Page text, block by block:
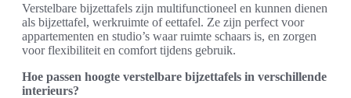
Verstelbare bijzettafels zijn multifunctioneel en kunnen dienen
als bijzettafel, werkruimte of eettafel. Ze zijn perfect voor
appartementen en studio’s waar ruimte schaars is, en zorgen
voor flexibiliteit en comfort tijdens gebruik.
Hoe passen hoogte verstelbare bijzettafels in verschillende
interieurs?